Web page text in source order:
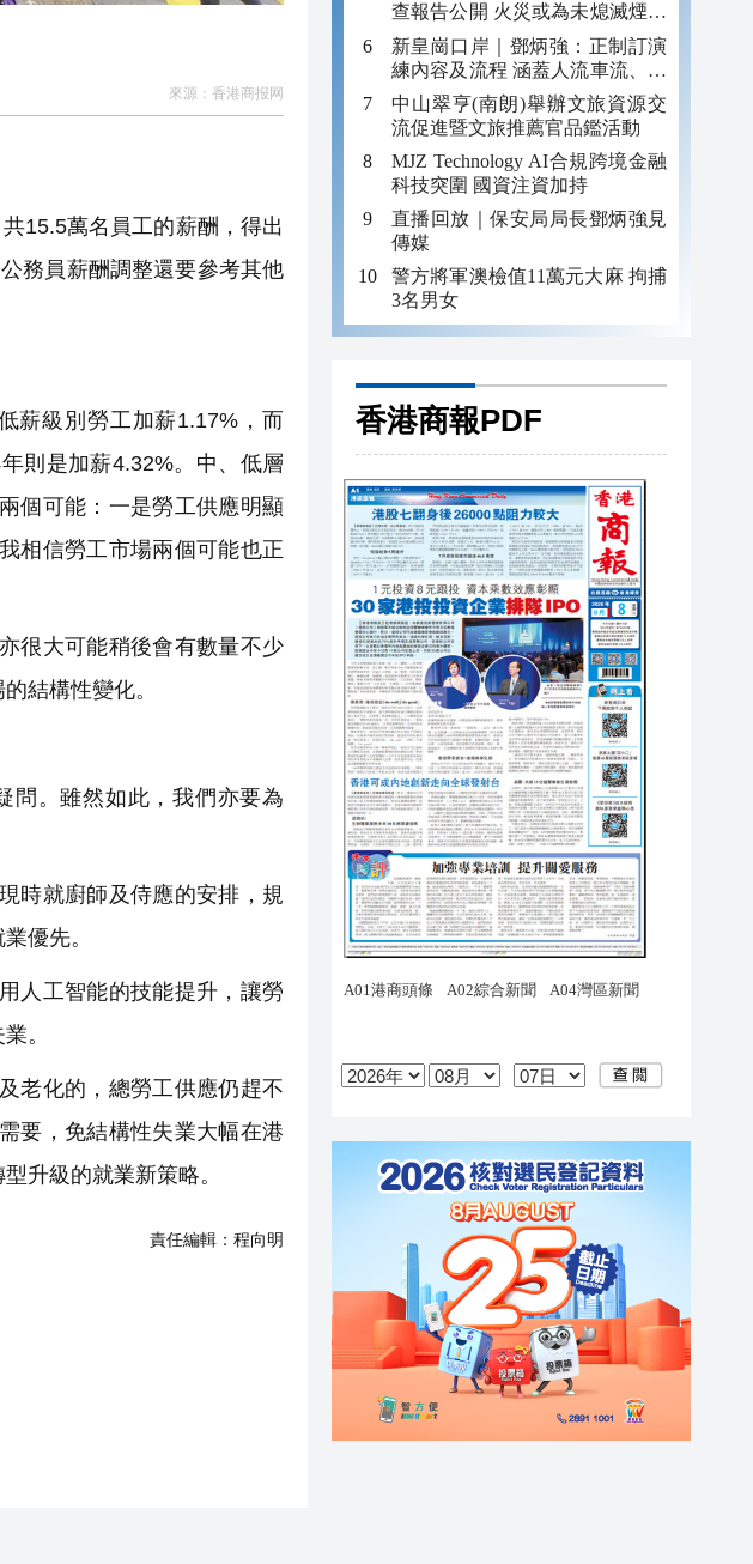
來源： 香港商报网
15.5萬名員工的薪酬，得出
務員薪酬調整還要參考其他
級別勞工加薪1.17%，而
則是加薪4.32%。中、低層
個可能：一是勞工供應明顯
相信勞工市場兩個可能也正
很大可能稍後會有數量不少
結構性變化。
。雖然如此，我們亦要為
時就廚師及侍應的安排，規
優先。
人工智能的技能提升，讓勞
。
老化的，總勞工供應仍趕不
要，免結構性失業大幅在港
升級的就業新策略。
責任編輯： 程向明
查報告公開 火災或為未熄滅煙頭
引發
新皇崗口岸｜鄧炳強：正制訂演
練內容及流程 涵蓋人流車流、緊
急應變等
中山翠亨(南朗)舉辦文旅資源交
流促進暨文旅推薦官品鑑活動
MJZ Technology AI合規跨境金融
科技突圍 國資注資加持
直播回放｜保安局局長鄧炳強見
傳媒
警方將軍澳檢值11萬元大麻 拘捕
3名男女
香港商報PDF